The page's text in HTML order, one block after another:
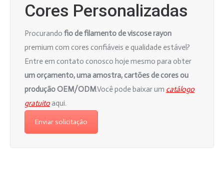
Cores Personalizadas
Procurando fio de filamento de viscose rayon
premium com cores confiáveis e qualidade estável?
Entre em contato conosco hoje mesmo para obter
um orçamento, uma amostra, cartões de cores ou
produção OEM/ODM.Você pode baixar um catálogo
gratuitoaqui.
Enviar solicitação